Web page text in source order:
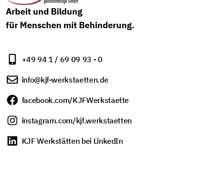
Arbeit und Bildung
für Menschen mit Behinderung.
+49 94 1 / 69 09 93 - 0
info@kjf-werkstaetten.de
facebook.com/KJFWerkstaette
instagram.com/kjf.werkstaetten
KJF Werkstätten bei LinkedIn